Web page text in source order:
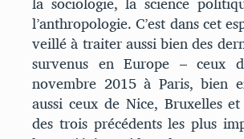
l’anthropologie. C’est dans cet
veillé à traiter aussi bien des
survenus en Europe – ceux
novembre 2015 à Paris, bien
aussi ceux de Nice, Bruxelles
des trois précédents les plus